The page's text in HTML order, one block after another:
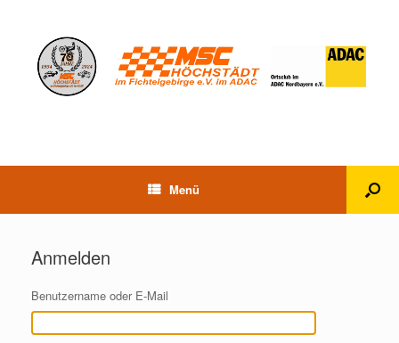
Menü
Anmelden
Benutzername oder E-Mail